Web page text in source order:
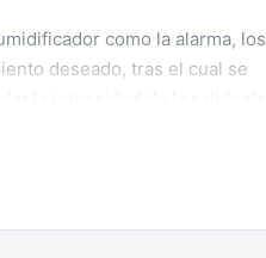
como la alarma, los
deseado, tras el cual se
y que el aromatizador nos